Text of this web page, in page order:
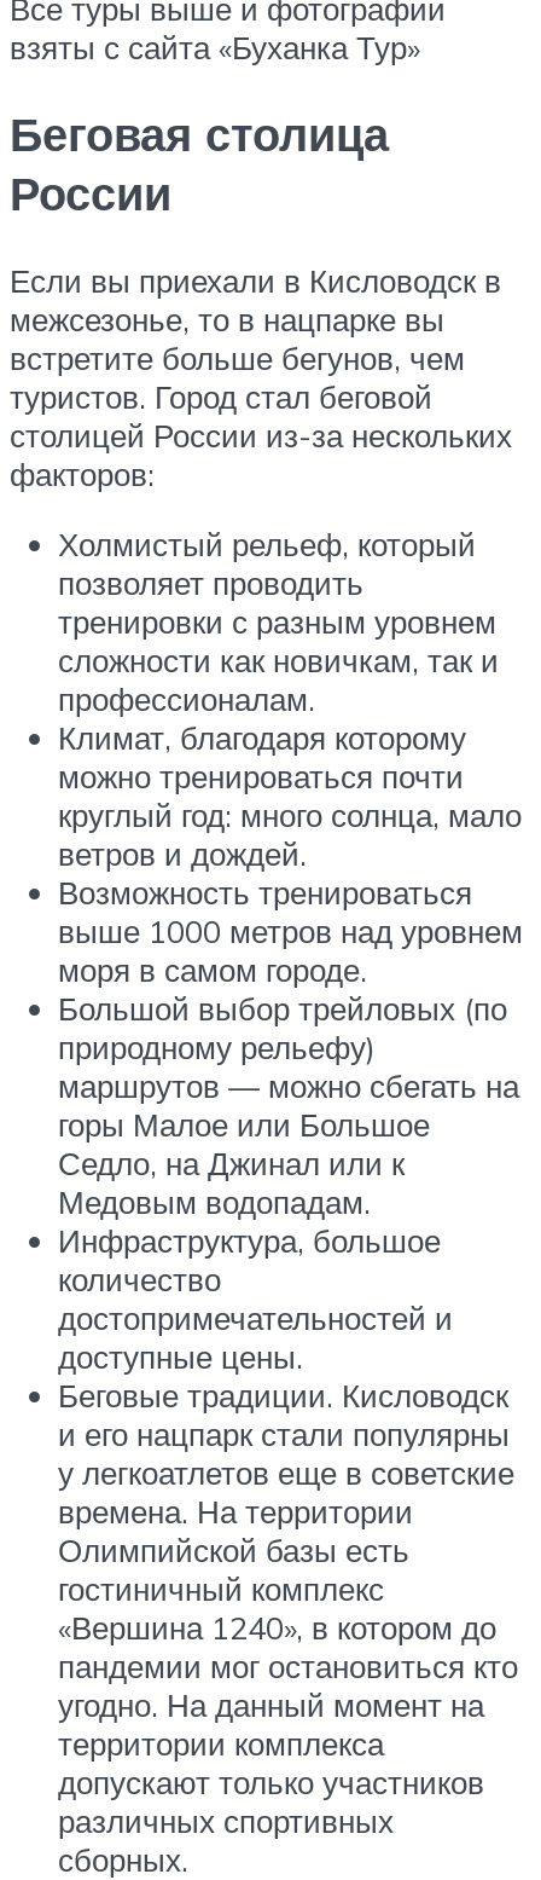
Все туры выше и фотографии
взяты с сайта «Буханка Тур»
Беговая столица
России
Если вы приехали в Кисловодск в
межсезонье, то в нацпарке вы
встретите больше бегунов, чем
туристов. Город стал беговой
столицей России из-за нескольких
факторов:
Холмистый рельеф, который
позволяет проводить
тренировки с разным уровнем
сложности как новичкам, так и
профессионалам.
Климат, благодаря которому
можно тренироваться почти
круглый год: много солнца, мало
ветров и дождей.
Возможность тренироваться
выше 1000 метров над уровнем
моря в самом городе.
Большой выбор трейловых (по
природному рельефу)
маршрутов — можно сбегать на
горы Малое или Большое
Седло, на Джинал или к
Медовым водопадам.
Инфраструктура, большое
количество
достопримечательностей и
доступные цены.
Беговые традиции. Кисловодск
и его нацпарк стали популярны
у легкоатлетов еще в советские
времена. На территории
Олимпийской базы есть
гостиничный комплекс
«Вершина 1240», в котором до
пандемии мог остановиться кто
угодно. На данный момент на
территории комплекса
допускают только участников
различных спортивных
сборных.